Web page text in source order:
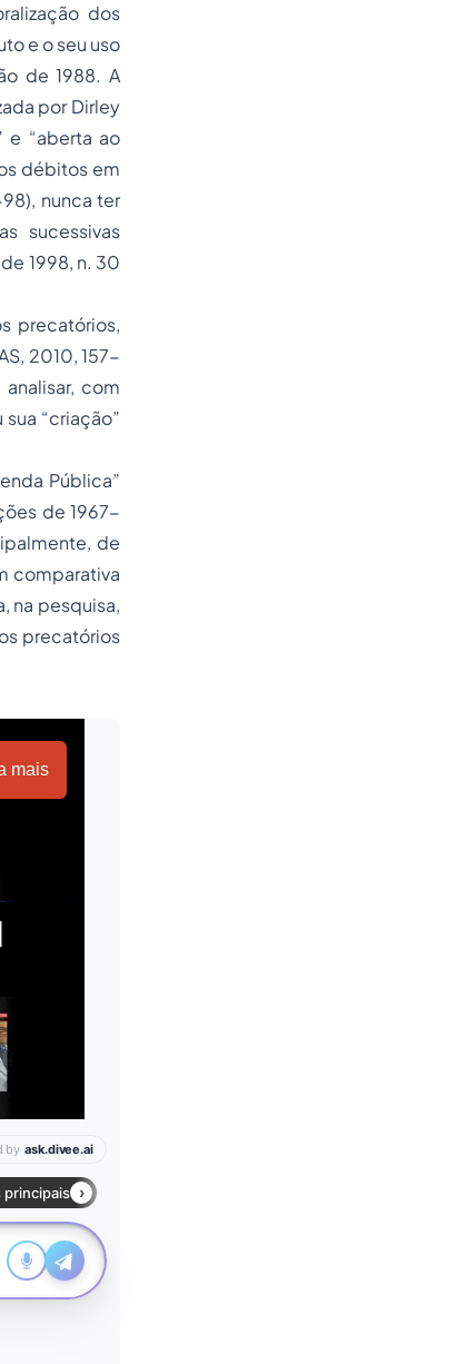
dos
e o seu uso
de 1988. A
por Dirley
e “aberta ao
débitos em
nunca ter
sucessivas
1998, n. 30
2010, 157-
com
“criação”
Pública”
de 1967-
de
comparativa
na pesquisa,
precatórios
mais